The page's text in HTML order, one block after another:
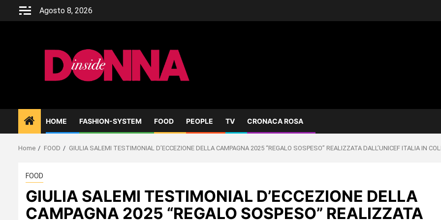
Agosto 8, 2026
HOME FASHION-SYSTEM FOOD PEOPLE TV CRONACA ROSA
Home FOOD GIULIA SALEMI TESTIMONIAL D’ECCEZIONE DELLA CAMPAGNA 2025 “REGALO SOSPESO” REALIZZATA DALL’UNICEF ITALIA IN
FOOD
GIULIA SALEMI TESTIMONIAL D’ECCEZIONE DELLA
CAMPAGNA 2025 “REGALO SOSPESO” REALIZZATA